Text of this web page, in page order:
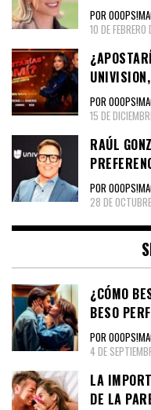
POR
10 DE
POR
15 DE
RAÚL
POR
28 DE
¿CÓMO
BESO
POR
4 DE
LA
DE LA